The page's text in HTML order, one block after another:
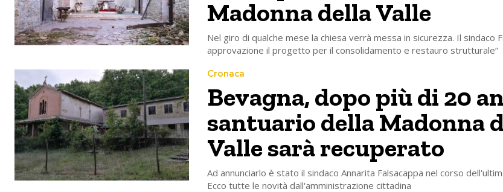
Madonna della Valle
Nel giro di qualche mese la chiesa verrà messa in sicurezza. Il sindaco
approvazione il progetto per il consolidamento e restauro strutturale”
Cronaca
Bevagna, dopo più di 20
santuario della Madonna
Valle sarà recuperato
Ad annunciarlo è stato il sindaco Annarita Falsacappa nel corso
Ecco tutte le novità dall'amministrazione cittadina